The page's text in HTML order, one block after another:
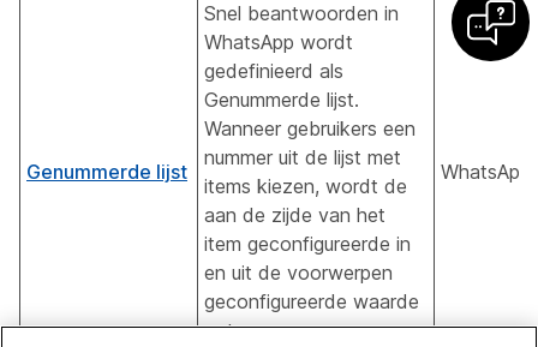
Genummerde lijst
Snel beantwoorden in
WhatsApp wordt
gedefinieerd als
Genummerde lijst.
Wanneer gebruikers een
nummer uit de lijst met
items kiezen, wordt de
aan de zijde van het
item geconfigureerde in
en uit de voorwerpen
geconfigureerde waarde
ontvangen.
WhatsApp